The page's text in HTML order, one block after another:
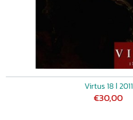
Virtus 18 ǀ 2011
€30,00